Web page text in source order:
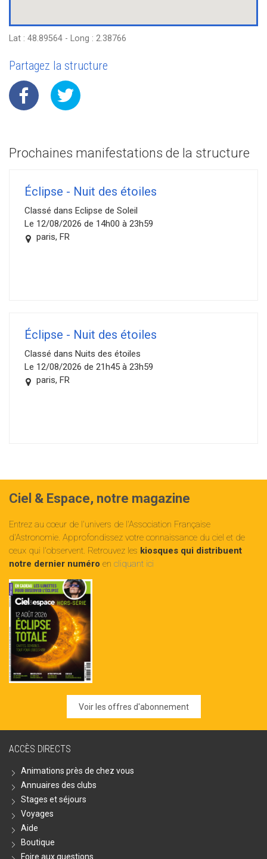
Lat : 48.89564 - Long : 2.38766
Partagez la structure
Prochaines manifestations de la structure
Éclipse - Nuit des étoiles
Classé dans Eclipse de Soleil
Le 12/08/2026 de 14h00 à 23h59
paris, FR
Éclipse - Nuit des étoiles
Classé dans Nuits des étoiles
Le 12/08/2026 de 21h45 à 23h59
paris, FR
Ciel & Espace, notre magazine
Entrez au cœur de l'univers de l'Association Française
d'Astronomie. Approfondissez votre connaissance du ciel et de
ceux qui l'observent. Retrouvez les kiosques qui distribuent
notre dernier numéro en cliquant ici
Voir les offres d'abonnement
ACCÈS DIRECTS
Animations près de chez vous
Annuaires des clubs
Stages et séjours
Voyages
Aide
Boutique
Foire aux questions